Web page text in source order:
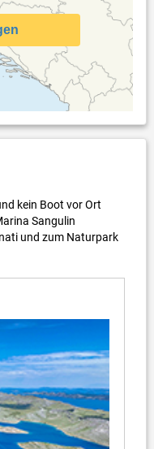
kein Boot vor Ort
Sangulin
und zum Naturpark